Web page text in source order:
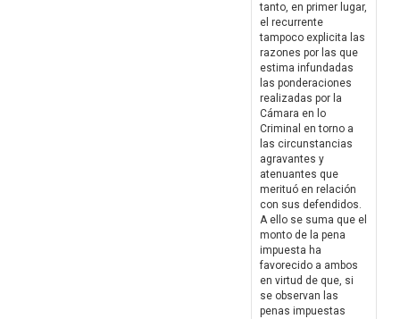
tanto, en primer lugar,
el recurrente
tampoco explicita las
razones por las que
estima infundadas
las ponderaciones
realizadas por la
Cámara en lo
Criminal en torno a
las circunstancias
agravantes y
atenuantes que
merituó en relación
con sus defendidos.
A ello se suma que el
monto de la pena
impuesta ha
favorecido a ambos
en virtud de que, si
se observan las
penas impuestas